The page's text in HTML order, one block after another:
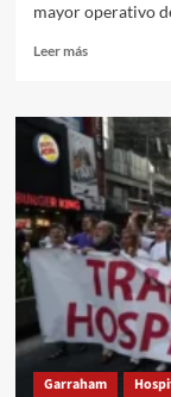
mayor operativo
Leer másRead
Histórico
operativo
en
Mar
del
Plata:
ocho
órganos
trasladados
en
horas
Garraham